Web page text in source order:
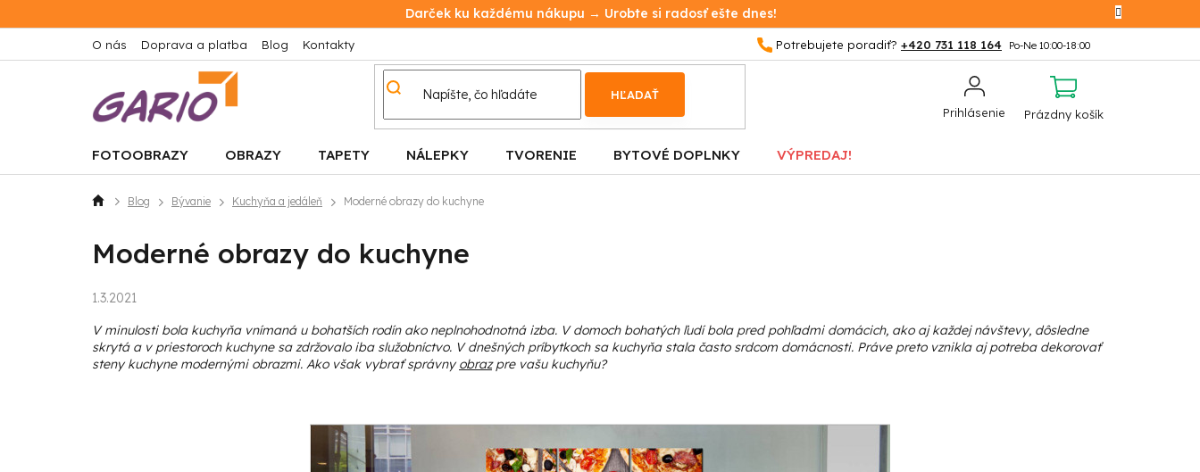
na
Darček ku každému nákupu → Urobte si radosť ešte dnes!
+420 731 118 164
O nás Doprava a platba Blog Kontakty
Prihlásenie
HĽADAŤ
NÁKUPNÝ
Prázdny košík
FOTOOBRAZY OBRAZY TAPETY NÁLEPKY TVORENIE BYTOVÉ DOPLNKY VÝPREDAJ!
DomovBlog Bývanie Kuchyňa a jedáleň Moderné obrazy do kuchyne
Moderné obrazy do kuchyne
1.3.2021
V minulosti bola kuchyňa vnímaná u bohatších rodín ako neplnohodnotná izba. V domoch bohatých ľudí bola pred pohľadmi domácich, ako aj každej návštevy, dôsledne
skrytá a v priestoroch kuchyne sa zdržovalo iba služobníctvo. V dnešných príbytkoch sa kuchyňa stala často srdcom domácnosti. Práve preto vznikla aj potreba dekorovať
steny kuchyne modernými obrazmi. Ako však vybrať správny obrazpre vašu kuchyňu?